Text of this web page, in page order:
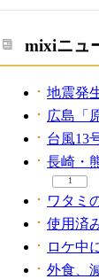
mixiニュ
地震発
広島「
台風13
長崎・
1
ワタミ
使用済
ロケ中
外食、